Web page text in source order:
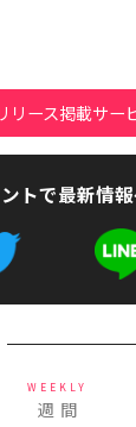
リース掲載サー
トで最新情報
WEEKLY
週 間